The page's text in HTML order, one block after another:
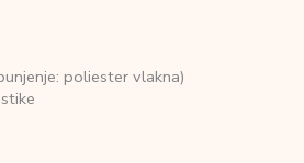
poliester vlakna)